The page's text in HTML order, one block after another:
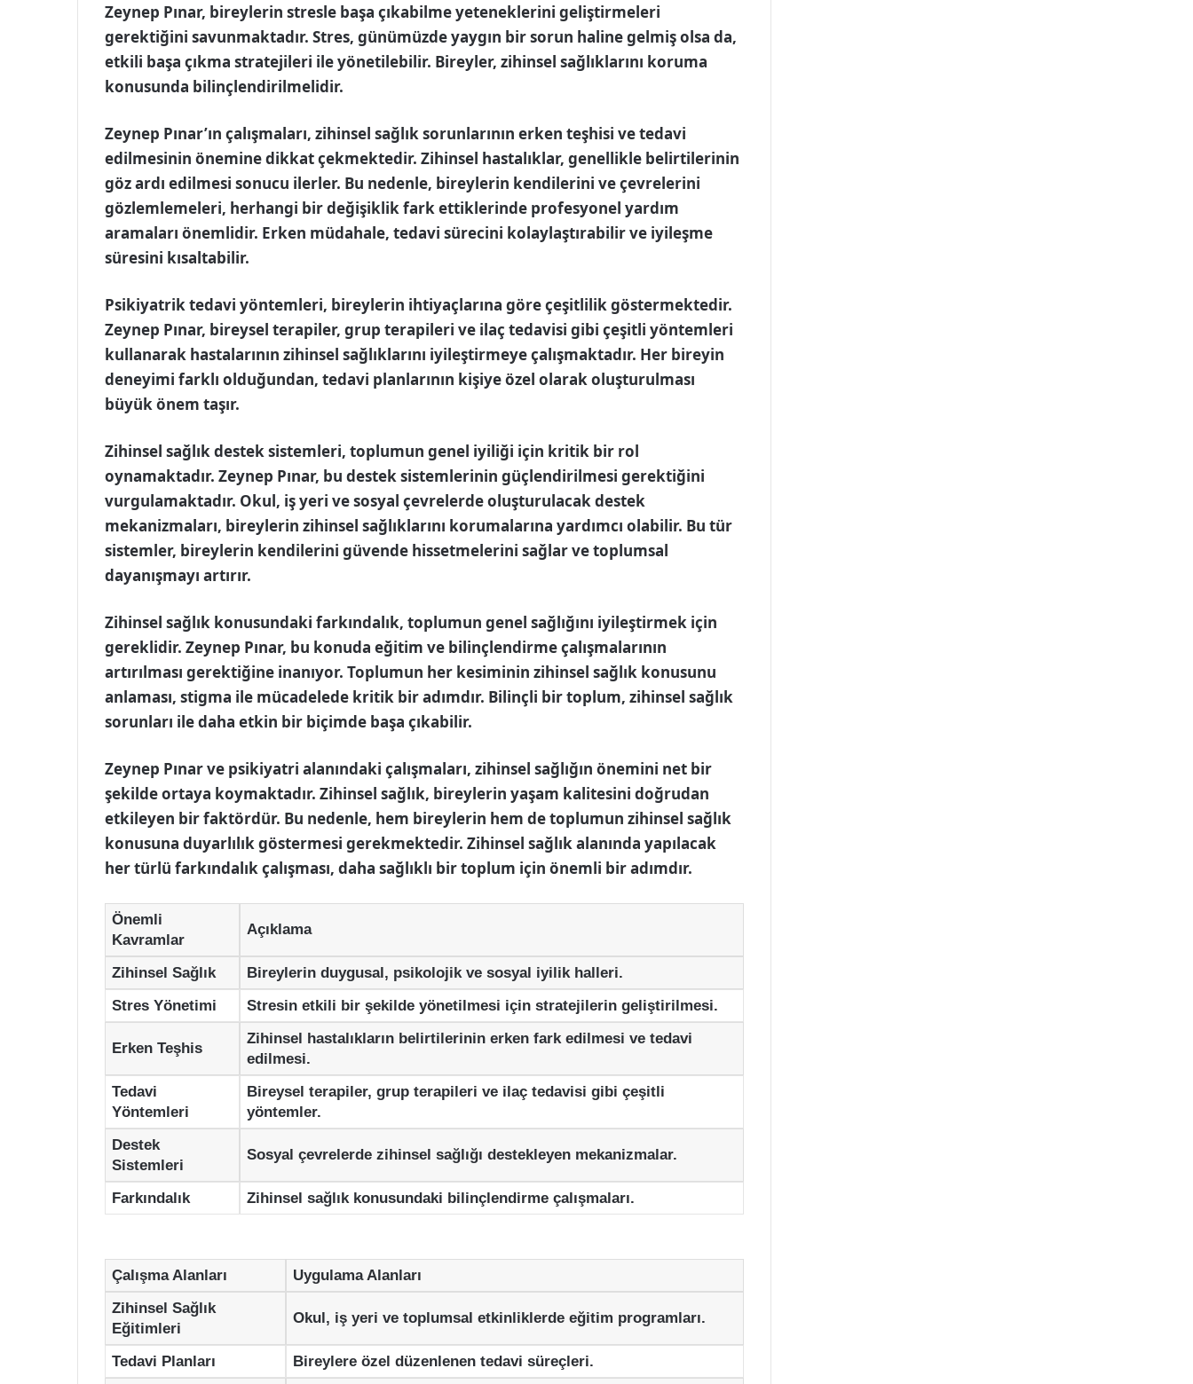
Zeynep Pınar, bireylerin stresle başa çıkabilme yeteneklerini geliştirmeleri
gerektiğini savunmaktadır. Stres, günümüzde yaygın bir sorun haline gelmiş olsa da,
etkili başa çıkma stratejileri ile yönetilebilir. Bireyler, zihinsel sağlıklarını koruma
konusunda bilinçlendirilmelidir.
Zeynep Pınar’ın çalışmaları, zihinsel sağlık sorunlarının erken teşhisi ve tedavi
edilmesinin önemine dikkat çekmektedir. Zihinsel hastalıklar, genellikle belirtilerinin
göz ardı edilmesi sonucu ilerler. Bu nedenle, bireylerin kendilerini ve çevrelerini
gözlemlemeleri, herhangi bir değişiklik fark ettiklerinde profesyonel yardım
aramaları önemlidir. Erken müdahale, tedavi sürecini kolaylaştırabilir ve iyileşme
süresini kısaltabilir.
Psikiyatrik tedavi yöntemleri, bireylerin ihtiyaçlarına göre çeşitlilik göstermektedir.
Zeynep Pınar, bireysel terapiler, grup terapileri ve ilaç tedavisi gibi çeşitli yöntemleri
kullanarak hastalarının zihinsel sağlıklarını iyileştirmeye çalışmaktadır. Her bireyin
deneyimi farklı olduğundan, tedavi planlarının kişiye özel olarak oluşturulması
büyük önem taşır.
Zihinsel sağlık destek sistemleri, toplumun genel iyiliği için kritik bir rol
oynamaktadır. Zeynep Pınar, bu destek sistemlerinin güçlendirilmesi gerektiğini
vurgulamaktadır. Okul, iş yeri ve sosyal çevrelerde oluşturulacak destek
mekanizmaları, bireylerin zihinsel sağlıklarını korumalarına yardımcı olabilir. Bu tür
sistemler, bireylerin kendilerini güvende hissetmelerini sağlar ve toplumsal
dayanışmayı artırır.
Zihinsel sağlık konusundaki farkındalık, toplumun genel sağlığını iyileştirmek için
gereklidir. Zeynep Pınar, bu konuda eğitim ve bilinçlendirme çalışmalarının
artırılması gerektiğine inanıyor. Toplumun her kesiminin zihinsel sağlık konusunu
anlaması, stigma ile mücadelede kritik bir adımdır. Bilinçli bir toplum, zihinsel sağlık
sorunları ile daha etkin bir biçimde başa çıkabilir.
Zeynep Pınar ve psikiyatri alanındaki çalışmaları, zihinsel sağlığın önemini net bir
şekilde ortaya koymaktadır. Zihinsel sağlık, bireylerin yaşam kalitesini doğrudan
etkileyen bir faktördür. Bu nedenle, hem bireylerin hem de toplumun zihinsel sağlık
konusuna duyarlılık göstermesi gerekmektedir. Zihinsel sağlık alanında yapılacak
her türlü farkındalık çalışması, daha sağlıklı bir toplum için önemli bir adımdır.
Önemli
Kavramlar
Açıklama
Zihinsel Sağlık
Bireylerin duygusal, psikolojik ve sosyal iyilik halleri.
Stres Yönetimi
Stresin etkili bir şekilde yönetilmesi için stratejilerin geliştirilmesi.
Erken Teşhis
Zihinsel hastalıkların belirtilerinin erken fark edilmesi ve tedavi
edilmesi.
Tedavi
Yöntemleri
Bireysel terapiler, grup terapileri ve ilaç tedavisi gibi çeşitli
yöntemler.
Destek
Sistemleri
Sosyal çevrelerde zihinsel sağlığı destekleyen mekanizmalar.
Farkındalık Zihinsel sağlık konusundaki bilinçlendirme çalışmaları.
Çalışma Alanları
Uygulama Alanları
Zihinsel Sağlık
Eğitimleri
Okul, iş yeri ve toplumsal etkinliklerde eğitim programları.
Tedavi Planları Bireylere özel düzenlenen tedavi süreçleri.